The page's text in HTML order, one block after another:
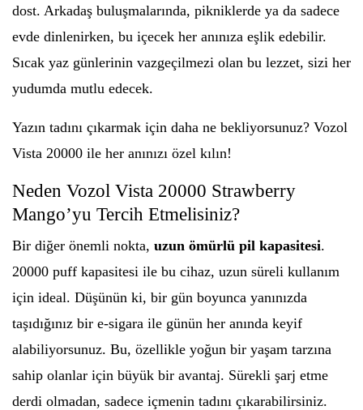
dost. Arkadaş buluşmalarında, pikniklerde ya da sadece
evde dinlenirken, bu içecek her anınıza eşlik edebilir.
Sıcak yaz günlerinin vazgeçilmezi olan bu lezzet, sizi her
yudumda mutlu edecek.
Yazın tadını çıkarmak için daha ne bekliyorsunuz? Vozol
Vista 20000 ile her anınızı özel kılın!
Neden Vozol Vista 20000 Strawberry
Mango’yu Tercih Etmelisiniz?
Bir diğer önemli nokta, uzun ömürlü pil kapasitesi.
20000 puff kapasitesi ile bu cihaz, uzun süreli kullanım
için ideal. Düşünün ki, bir gün boyunca yanınızda
taşıdığınız bir e-sigara ile günün her anında keyif
alabiliyorsunuz. Bu, özellikle yoğun bir yaşam tarzına
sahip olanlar için büyük bir avantaj. Sürekli şarj etme
derdi olmadan, sadece içmenin tadını çıkarabilirsiniz.